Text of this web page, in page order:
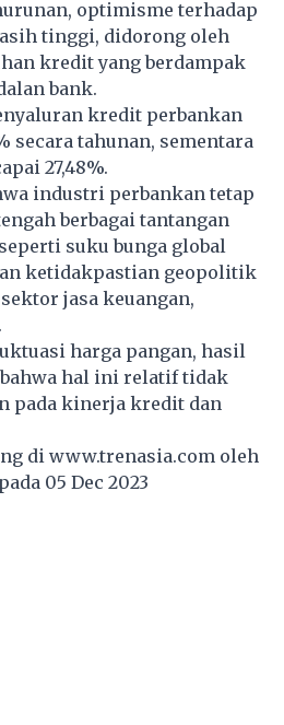
optimisme terhadap
tinggi, didorong oleh
kredit yang berdampak
bank.
kredit perbankan
secara tahunan, sementara
27,48%.
industri perbankan tetap
berbagai tantangan
suku bunga global
ketidakpastian geopolitik
jasa keuangan,
harga pangan, hasil
hal ini relatif tidak
pada kinerja kredit dan
di www.trenasia.com oleh
05 Dec 2023